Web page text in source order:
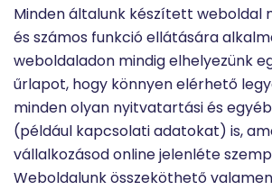
Minden általunk készített weboldal
és számos funkció ellátására
weboldaladon mindig elhelyezünk
űrlapot, hogy könnyen elérhető
minden olyan nyitvatartási és
(például kapcsolati adatokat) is,
vállalkozásod online jelenléte
Weboldalunk összeköthető